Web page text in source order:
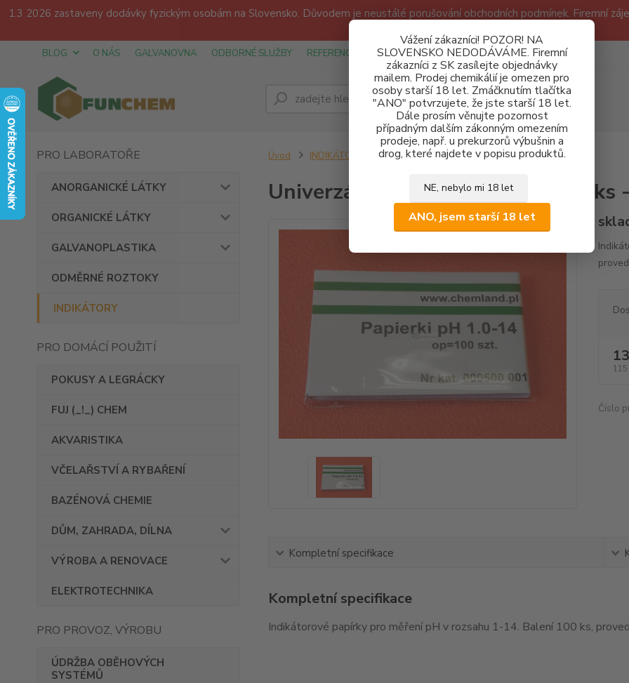
1.3 2026 zastaveny dodávky fyzickým osobám na Slovensko. Důvodem je neustálé porušování obchodních podmínek. Firemní
Vážení zákazníci! POZOR! NA
SLOVENSKO NEDODÁVÁME. Firemní
zákazníci z SK zasílejte objednávky
mailem. Prodej chemikálií je omezen pro
osoby starší 18 let. Zmáčknutím tlačítka
"ANO" potvrzujete, že jste starší 18 let.
Dále prosím věnujte pozornost
případným dalším zákonným omezením
prodeje, např. u prekurzorů výbušnin a
drog, které najdete v popisu produktů.
NE, nebylo mi 18 let
ANO, jsem starší 18 let
BLOG O NÁS GALVANOVNA ODBORNÉ SLUŽBY REFERENCE SPONZUREJEME OBCHODNÍ PODMÍNKY A GDPR
Hledat
PRO LABORATOŘE
ANORGANICKÉ LÁTKY
ORGANICKÉ LÁTKY
GALVANOPLASTIKA
ODMĚRNÉ ROZTOKY
INDIKÁTORY
PRO DOMÁCÍ POUŽITÍ
POKUSY A LEGRÁCKY
FUJ (_!_) CHEM
AKVARISTIKA
VČELAŘSTVÍ A RYBAŘENÍ
BAZÉNOVÁ CHEMIE
DŮM, ZAHRADA, DÍLNA
VÝROBA A RENOVACE
ELEKTROTECHNIKA
PRO PROVOZ, VÝROBU
ÚDRŽBA OBĚHOVÝCH
SYSTÉMŮ
Úvod INDIKÁTORY Univerzální pH papírky 1-14 100 ks - knížečka
Univerzální pH papírky 1-14 100 ks
115
Číslo
Kompletní specifikace
Kompletní specifikace
Indikátorové papírky pro měření pH v rozsahu 1-14. Balení 100 ks,